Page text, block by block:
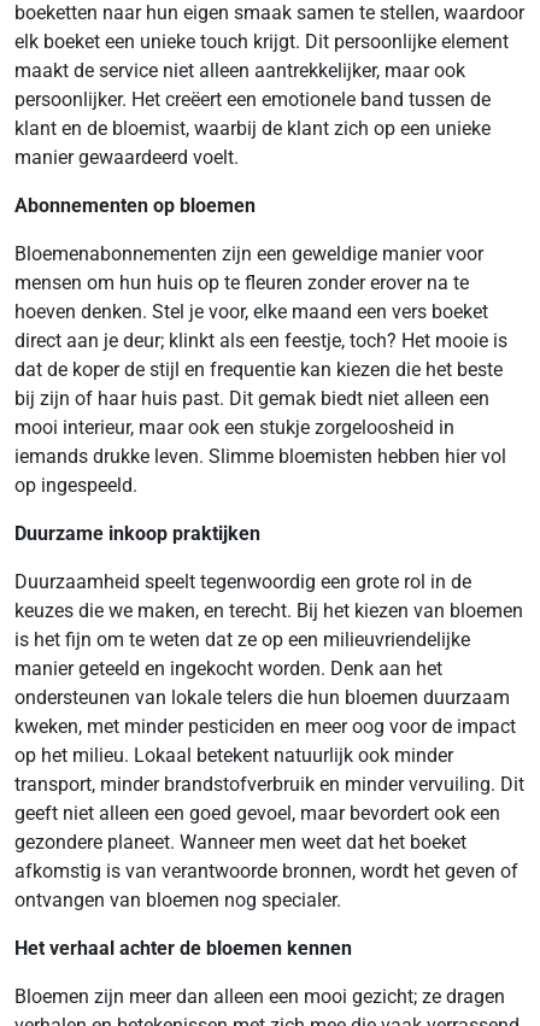
boeketten naar hun eigen smaak samen te stellen, waardoor
elk boeket een unieke touch krijgt. Dit persoonlijke element
maakt de service niet alleen aantrekkelijker, maar ook
persoonlijker. Het creëert een emotionele band tussen de
klant en de bloemist, waarbij de klant zich op een unieke
manier gewaardeerd voelt.
Abonnementen op bloemen
Bloemenabonnementen zijn een geweldige manier voor
mensen om hun huis op te fleuren zonder erover na te
hoeven denken. Stel je voor, elke maand een vers boeket
direct aan je deur; klinkt als een feestje, toch? Het mooie is
dat de koper de stijl en frequentie kan kiezen die het beste
bij zijn of haar huis past. Dit gemak biedt niet alleen een
mooi interieur, maar ook een stukje zorgeloosheid in
iemands drukke leven. Slimme bloemisten hebben hier vol
op ingespeeld.
Duurzame inkoop praktijken
Duurzaamheid speelt tegenwoordig een grote rol in de
keuzes die we maken, en terecht. Bij het kiezen van bloemen
is het fijn om te weten dat ze op een milieuvriendelijke
manier geteeld en ingekocht worden. Denk aan het
ondersteunen van lokale telers die hun bloemen duurzaam
kweken, met minder pesticiden en meer oog voor de impact
op het milieu. Lokaal betekent natuurlijk ook minder
transport, minder brandstofverbruik en minder vervuiling. Dit
geeft niet alleen een goed gevoel, maar bevordert ook een
gezondere planeet. Wanneer men weet dat het boeket
afkomstig is van verantwoorde bronnen, wordt het geven of
ontvangen van bloemen nog specialer.
Het verhaal achter de bloemen kennen
Bloemen zijn meer dan alleen een mooi gezicht; ze dragen